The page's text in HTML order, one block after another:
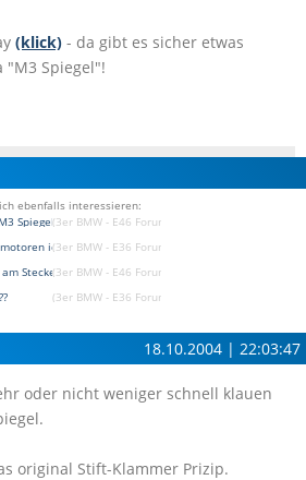
(klick) - da gibt es sicher etwas
"M3 Spiegel"!
ebenfalls interessieren:
Spiegel einbauen?
(3er BMW - E46 Forum)
identisch?
(3er BMW - E36 Forum)
Stecker(3er BMW - E46 Forum)
(3er BMW - E36 Forum)
18.10.2004 | 22:03:47
oder nicht weniger schnell klauen
original Stift-Klammer Prizip.